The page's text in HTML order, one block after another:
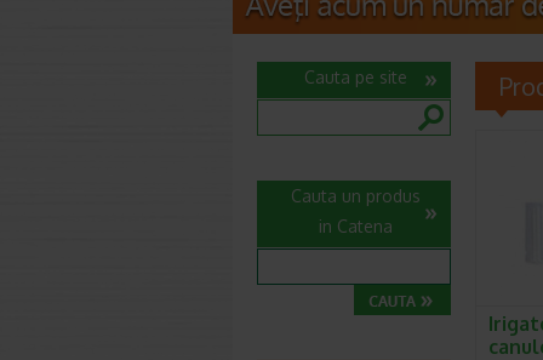
Cauta pe site
Cauta un produs
in Catena